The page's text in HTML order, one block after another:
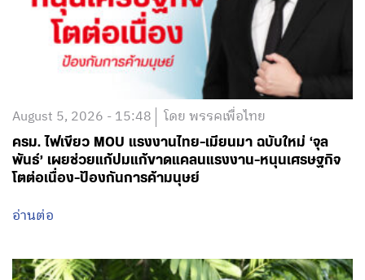
August 5, 2026 - 15:48 โดย พรรคเพื่อไทย
ครม. ไฟเขียว MOU แรงงานไทย-เมียนมา ฉบับใหม่ ‘จุล
พันธ์’ เผยช่วยแก้ปมแก้ขาดแคลนแรงงาน-หนุนเศรษฐกิจ
โตต่อเนื่อง-ป้องกันการค้ามนุษย์
อ่านต่อ